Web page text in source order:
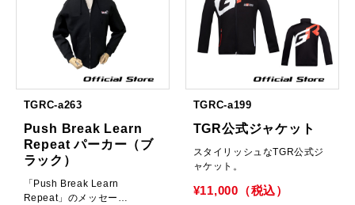
TGRC-a263
Push Break Learn
Repeat パーカー（ブ
ラック）
「Push Break Learn
Repeat」のメッセー…
TGRC-a199
TGR公式ジャケット
スタイリッシュなTGR公式ジ
ャケット。
¥11,000（税込）